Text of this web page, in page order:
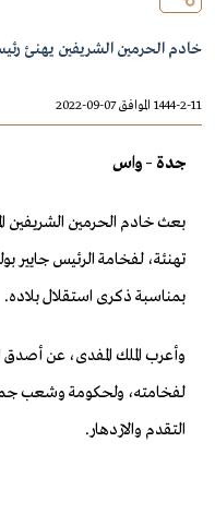
خادم الحرمين الشريفين يهنئ
1444-2-11 الموافق 07-09-2022
جدة – واس
بعث خادم الحرمين الشريفين
تهنئة، لفخامة الرئيس جايير
بمناسبة ذكرى استقلال بلاده.
وأعرب الملك المفدى، عن
لفخامته، ولحكومة وشعب
التقدم والازدهار.